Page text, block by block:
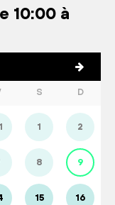
10:00 à
S D
1 2
8 9
15 16